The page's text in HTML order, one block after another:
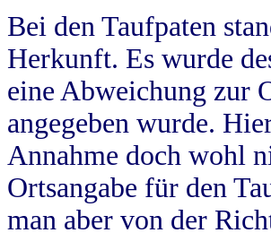
Bei den Taufpaten
Herkunft. Es wurde
eine Abweichung zur
angegeben wurde.
Annahme doch wohl
Ortsangabe für den
man aber von der